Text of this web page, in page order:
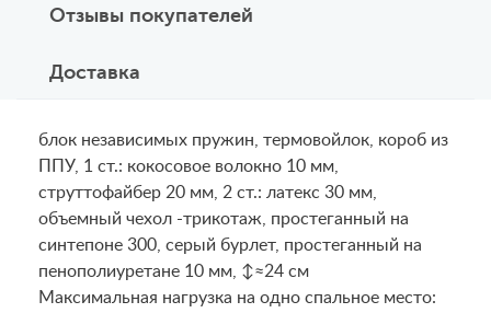
Отзывы покупателей
Доставка
блок независимых пружин, термовойлок, короб из
ППУ, 1 ст.: кокосовое волокно 10 мм,
струттофайбер 20 мм, 2 ст.: латекс 30 мм,
объемный чехол -трикотаж, простеганный на
синтепоне 300, серый бурлет, простеганный на
пенополиуретане 10 мм, ↕≈24 см
Maксимальная нагрузка на одно спальное место: